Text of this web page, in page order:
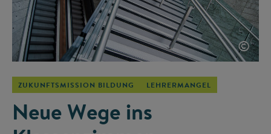
©
ZUKUNFTSMISSION BILDUNG LEHRERMANGEL
Neue Wege ins